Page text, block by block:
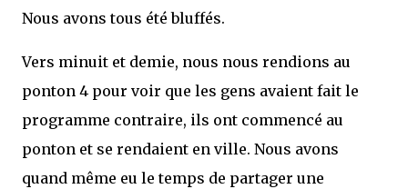
Nous avons tous été bluffés.
Vers minuit et demie, nous nous rendions au
ponton 4 pour voir que les gens avaient fait le
programme contraire, ils ont commencé au
ponton et se rendaient en ville. Nous avons
quand même eu le temps de partager une